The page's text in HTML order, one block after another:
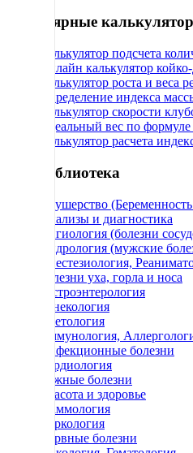
Популярные
Калькулятор подсчета
Онлайн калькулятор
Калькулятор роста и веса
Определение индекса
Калькулятор скорости
Идеальный вес по
Калькулятор расчета
МедБиблиотека
Акушерство
Анализы и диагностика
Ангиология (болезни
Андрология (мужские
Анестезиология,
Болезни уха, горла и носа
Гастроэнтерология
Гинекология
Диетология
Иммунология,
Инфекционные болезни
Кардиология
Кожные болезни
Красота и здоровье
Маммология
Наркология
Нервные болезни